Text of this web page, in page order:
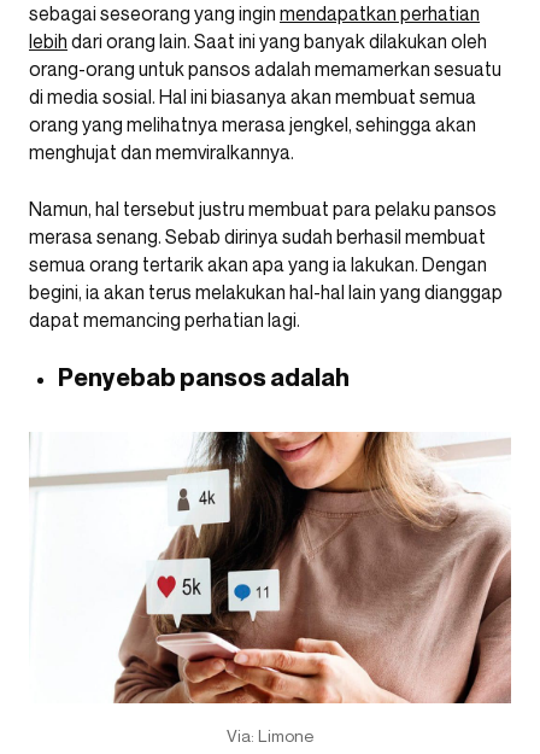
sebagai seseorang yang ingin mendapatkan perhatian
lebih dari orang lain. Saat ini yang banyak dilakukan oleh
orang-orang untuk pansos adalah memamerkan sesuatu
di media sosial. Hal ini biasanya akan membuat semua
orang yang melihatnya merasa jengkel, sehingga akan
menghujat dan memviralkannya.
Namun, hal tersebut justru membuat para pelaku pansos
merasa senang. Sebab dirinya sudah berhasil membuat
semua orang tertarik akan apa yang ia lakukan. Dengan
begini, ia akan terus melakukan hal-hal lain yang dianggap
dapat memancing perhatian lagi.
Penyebab pansos adalah
Via: Limone